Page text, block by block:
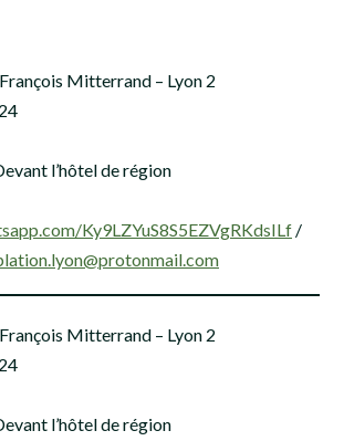
Mitterrand – Lyon 2
l’hôtel de région
Ky9LZYuS8S5EZVgRKdsILf /
Mitterrand – Lyon 2
l’hôtel de région